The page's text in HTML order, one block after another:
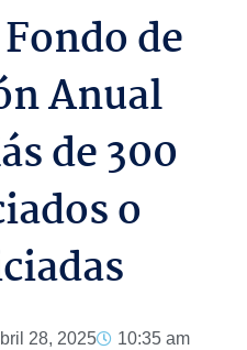
de
Anual
de 300
o
28, 2025
10:35 am